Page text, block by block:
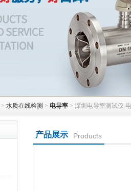
> 水质在线检测 > 电导率 > 深圳电导率测试仪
产品展示 Products